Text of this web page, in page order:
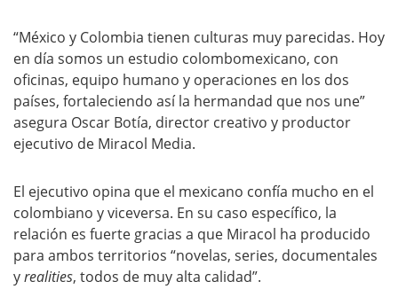
“México y Colombia tienen culturas muy parecidas. Hoy
en día somos un estudio colombomexicano, con
oficinas, equipo humano y operaciones en los dos
países, fortaleciendo así la hermandad que nos une”
asegura Oscar Botía, director creativo y productor
ejecutivo de Miracol Media.
El ejecutivo opina que el mexicano confía mucho en el
colombiano y viceversa. En su caso específico, la
relación es fuerte gracias a que Miracol ha producido
para ambos territorios “novelas, series, documentales
yrealities, todos de muy alta calidad”.